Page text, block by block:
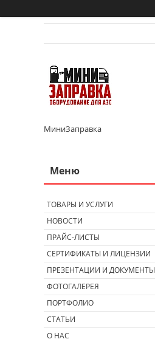
МиниЗаправка
ТОВАРЫ И УСЛУГИ
НОВОСТИ
ПРАЙС-ЛИСТЫ
СЕРТИФИКАТЫ И ЛИЦЕНЗИИ
ПРЕЗЕНТАЦИИ И ДОКУМЕНТЫ
ФОТОГАЛЕРЕЯ
ПОРТФОЛИО
СТАТЬИ
О НАС